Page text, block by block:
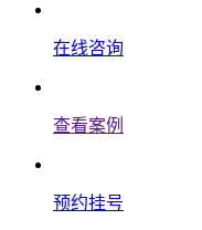
在线咨询
查看案例
预约挂号